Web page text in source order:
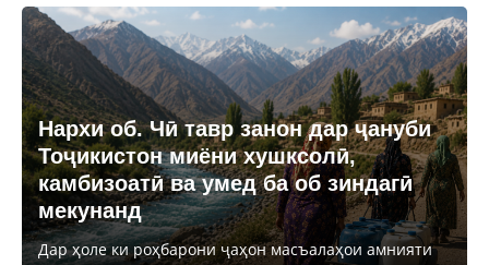
Нархи об. Чӣ тавр занон дар ҷануби
Тоҷикистон миёни хушксолӣ,
камбизоатӣ ва умед ба об зиндагӣ
мекунанд
Дар ҳоле ки роҳбарони ҷаҳон масъалаҳои амнияти